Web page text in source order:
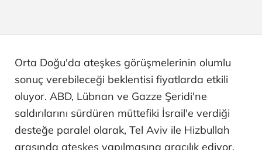
Orta Doğu'da ateşkes görüşmelerinin olumlu
sonuç verebileceği beklentisi fiyatlarda etkili
oluyor. ABD, Lübnan ve Gazze Şeridi'ne
saldırılarını sürdüren müttefiki İsrail'e verdiği
desteğe paralel olarak, Tel Aviv ile Hizbullah
arasında ateşkes yapılmasına aracılık ediyor.